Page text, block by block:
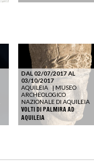
DAL 02/07/2017 AL
03/10/2017
AQUILEIA | MUSEO
ARCHEOLOGICO
NAZIONALE DI AQUILEIA
VOLTI DI PALMIRA AD
AQUILEIA